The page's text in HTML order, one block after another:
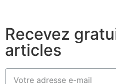
Recevez
articles